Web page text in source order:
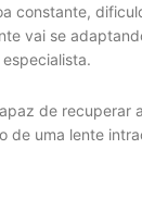
constante,
vai se
de recuperar
uma lente